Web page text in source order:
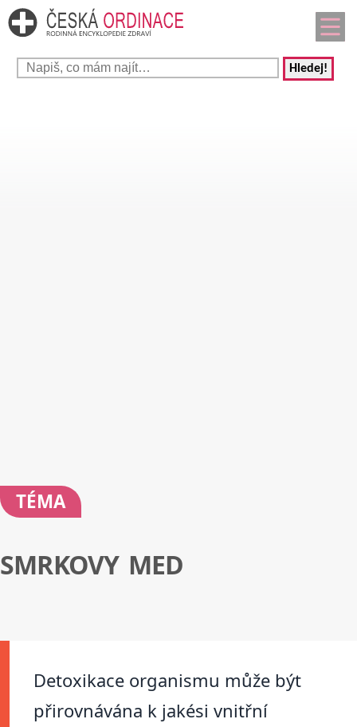
Hledej!
TÉMA
SMRKOVY MED
Detoxikace organismu může být
přirovnávána k jakési vnitřní